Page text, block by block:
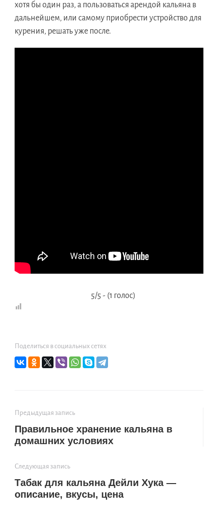
хотя бы один раз, а пользоваться арендой кальяна в
дальнейшем, или самому приобрести устройство для
курения, решать уже после.
5/5 - (1 голос)
Поделиться в социальных сетях
Предыдущая запись
Правильное хранение кальяна в
домашних условиях
Следующая запись
Табак для кальяна Дейли Хука —
описание, вкусы, цена